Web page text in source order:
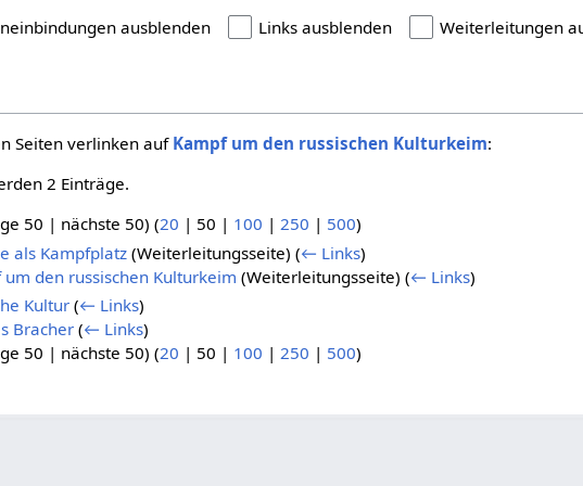
ausblenden Links ausblenden Weiterleitungen
Seiten verlinken auf Kampf um den russischen Kulturkeim:
2 Einträge.
50 | nächste 50) (20 | 50 | 100 |250 | 500)
als Kampfplatz(Weiterleitungsseite) (← Links)
um den russischen Kulturkeim (Weiterleitungsseite) (← Links)
Kultur (← Links)
Bracher (← Links)
50 | nächste 50) (20 | 50 | 100 |250 | 500)